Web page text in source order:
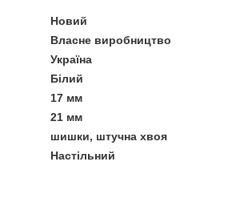
Новий
Власне виробництво
Україна
Білий
17 мм
21 мм
шишки, штучна хвоя
Настільний